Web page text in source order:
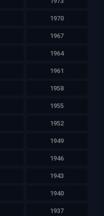
1970
1967
1964
1961
1958
1955
1952
1949
1946
1943
1940
1937